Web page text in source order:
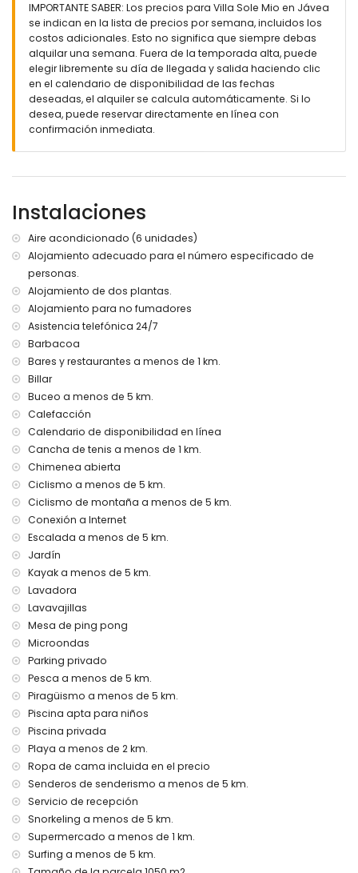
(medidas 190 por 90 cm)
2 baños en suite, cada uno con lavabo individual, bañera,
ducha y WC
Baño en suite con lavabo individual, ducha y WC
Baño con lavabo individual, ducha y WC
Exterior de la villa
Parcela grande y cerrada
Piscina privada ovalada de 8m x 4m y 2m de profundidad
Piscina infantil
jardín con tumbonas
3 terrazas, de las cuales 1 está cubierta
Ducha exterior
Zona de estar y comedor al aire libre
3 plazas de aparcamiento privado
Más información
Pueblo más cercano: Xàbia (a menos de 5 kilómetros de la
Ribera o litoral más cercano: Mediterráneo, Xàbia (a
menos de 2 kilómetros de la villa)
Playa más cercana: La Barraca, Xàbia (a menos de 2
kilómetros de la villa)
Puerto más cercano: Aduanas del Mar, Xàbia (a menos de
5 kilómetros de la villa)
Parque más cercano: Montgó, Xàbia (a menos de 5
kilómetros de la villa)
Aeropuerto más cercano: Alicante (a menos de 100
kilómetros de la villa)
Segundo aeropuerto más cercano: Valencia (> 100
kilómetros)
No se permite fumar
No se permiten mascotas
Instalaciones y servicios incluidos en el precio del alquiler
de la villa
Internet (fibra óptica)
Plancha y tabla de planchar
Ropa de cama y toallas
Servicio de recepción y servicio de emergencia 24 horas
Calefacción central y aire acondicionado
Instalaciones y servicios con coste adicional
Servicio de aeropuerto
Cama extra y cuna (bajo demanda)
Entretenimiento y actividades de ocio para sus vacaciones
en Xàbia, Costa Blanca
Bar (a menos de 5 kilómetros de la casa)
Lugares de interés y cultura en Xàbia, Costa Blanca
IMPORTANTE SABER: Los precios para Villa Sole Mio en Jávea
se indican en la lista de precios por semana, incluidos los
costos adicionales. Esto no significa que siempre debas
alquilar una semana. Fuera de la temporada alta, puede
elegir libremente su día de llegada y salida haciendo clic
en el calendario de disponibilidad de las fechas
deseadas, el alquiler se calcula automáticamente. Si lo
desea, puede reservar directamente en línea con
confirmación inmediata.
Instalaciones
Aire acondicionado (6 unidades)
Alojamiento adecuado para el número especificado de
personas.
Alojamiento de dos plantas.
Alojamiento para no fumadores
Asistencia telefónica 24/7
Barbacoa
Bares y restaurantes a menos de 1 km.
Billar
Buceo a menos de 5 km.
Calefacción
Calendario de disponibilidad en línea
Cancha de tenis a menos de 1 km.
Chimenea abierta
Ciclismo a menos de 5 km.
Ciclismo de montaña a menos de 5 km.
Conexión a Internet
Escalada a menos de 5 km.
Jardín
Kayak a menos de 5 km.
Lavadora
Lavavajillas
Mesa de ping pong
Microondas
Parking privado
Pesca a menos de 5 km.
Piragüismo a menos de 5 km.
Piscina apta para niños
Piscina privada
Playa a menos de 2 km.
Ropa de cama incluida en el precio
Senderos de senderismo a menos de 5 km.
Servicio de recepción
Snorkeling a menos de 5 km.
Supermercado a menos de 1 km.
Surfing a menos de 5 km.